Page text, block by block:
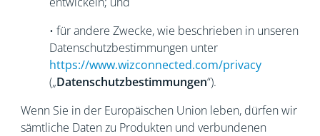
• für andere Zwecke, wie beschrieben in unseren
Datenschutzbestimmungen unter
https://www.wizconnected.com/privacy
(„Datenschutzbestimmungen“).
Wenn Sie in der Europäischen Union leben, dürfen wir
sämtliche Daten zu Produkten und verbundenen